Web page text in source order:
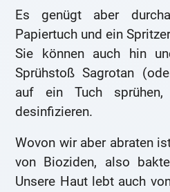
Es genügt aber
Papiertuch und ein
Sie können auch hin
Sprühstoß Sagrotan
auf ein Tuch
desinfizieren.
Wovon wir aber abraten
von Bioziden, also
Unsere Haut lebt auch